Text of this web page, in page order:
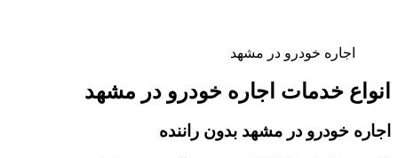
اجاره خودرو در مشهد
انواع خدمات اجاره خودرو در مشهد
اجاره خودرو در مشهد بدون راننده